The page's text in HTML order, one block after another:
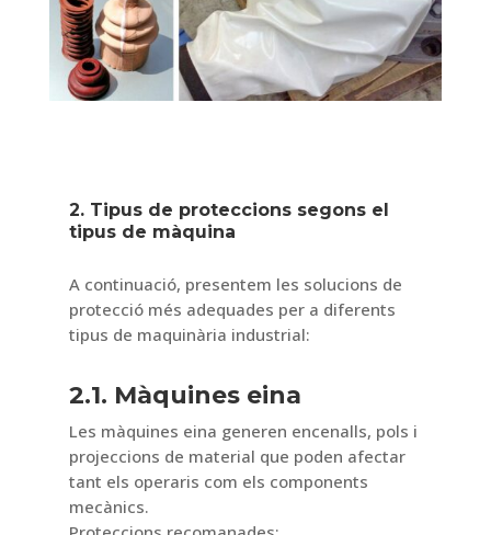
2. Tipus de proteccions segons el
tipus de màquina
A continuació, presentem les solucions de
protecció més adequades per a diferents
tipus de maquinària industrial:
2.1. Màquines eina
Les màquines eina generen encenalls, pols i
projeccions de material que poden afectar
tant els operaris com els components
mecànics.